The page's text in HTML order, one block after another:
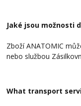
Jaké jsou možnosti
Zboží ANATOMIC
nebo službou
What transport